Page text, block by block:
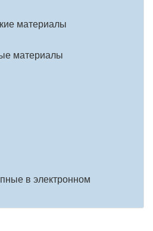
материалы
материалы
в электронном